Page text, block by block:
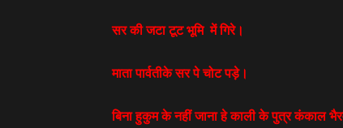
सर की जटा टूट भूमि में गिरे।
माता पार्वतीके सर पे चोट पड़े।
बिना हुकुम के नहीं जाना हे काली के पुत्र कंकाल